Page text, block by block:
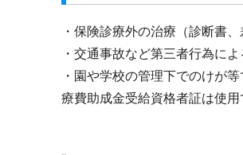
・保険診療外の治療（診断書
・交通事故など第三者行為によ
・園や学校の管理下でのけが
療費助成金受給資格者証は使